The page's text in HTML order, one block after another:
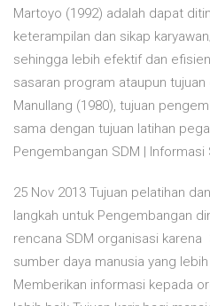
Martoyo (1992) adalah dapat
keterampilan dan sikap
sehingga lebih efektif dan
sasaran program ataupun
Manullang (1980), tujuan
sama dengan tujuan latihan
Pengembangan SDM | Informasi
25 Nov 2013 Tujuan pelatihan
langkah untuk Pengembangan
rencana SDM organisasi
sumber daya manusia yang
Memberikan informasi kepada